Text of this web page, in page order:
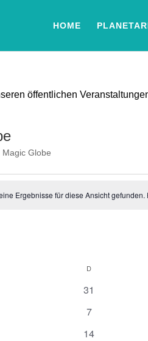
HOME
öffentlichen
Magic Globe
Ergebnisse für diese Ansicht gefunden.
D
0
31
0
7
0
14